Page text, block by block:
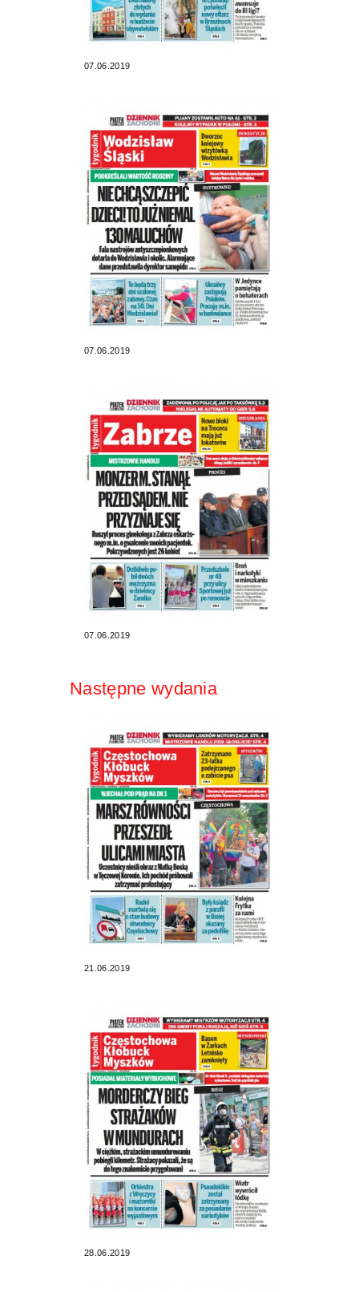
07.06.2019
07.06.2019
07.06.2019
Następne wydania
21.06.2019
28.06.2019